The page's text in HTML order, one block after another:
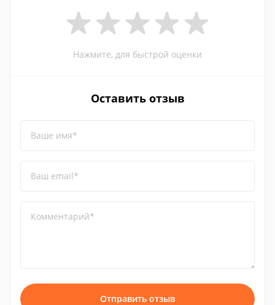
Нажмите, для быстрой оценки
Оставить отзыв
Ваше имя*
Ваш email*
Комментарий*
Отправить отзыв